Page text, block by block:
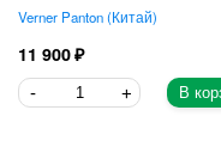
Verner Panton Китай
11 900
В